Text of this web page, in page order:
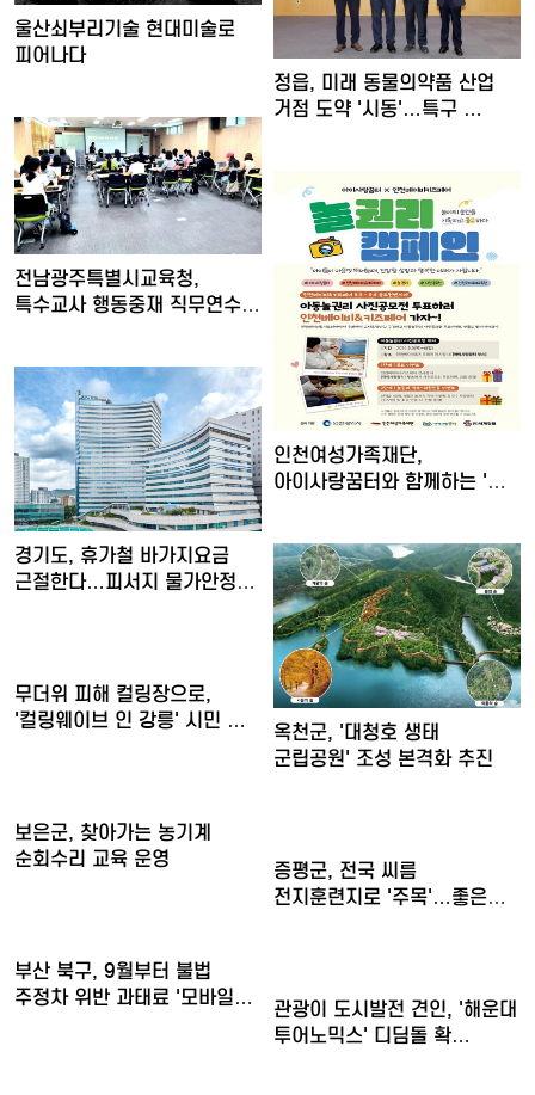
울산쇠부리기술 현대미술로
피어나다
정읍, 미래 동물의약품 산업
거점 도약 '시동'…특구 …
전남광주특별시교육청,
특수교사 행동중재 직무연수
인천여성가족재단,
아이사랑꿈터와 함께하는 '놀
경기도, 휴가철 바가지요금
근절한다…피서지 물가안정
옥천군, '대청호 생태
군립공원' 조성 본격화 추진
무더위 피해 컬링장으로,
'컬링웨이브 인 강릉' 시민 …
보은군, 찾아가는 농기계
순회수리 교육 운영
증평군, 전국 씨름
전지훈련지로 '주목'…좋은
부산 북구, 9월부터 불법
주정차 위반 과태료 '모바일…
관광이 도시발전 견인, '해운대
투어노믹스' 디딤돌 확…